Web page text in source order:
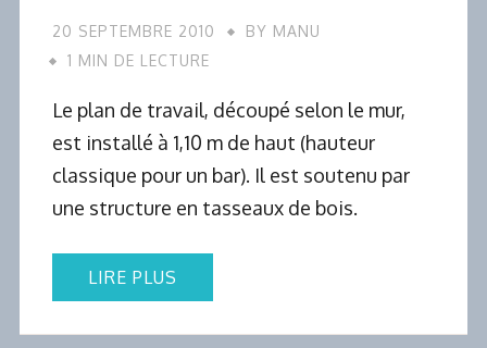
20 SEPTEMBRE 2010 BY MANU
1 MIN DE LECTURE
Le plan de travail, découpé selon le mur,
est installé à 1,10 m de haut (hauteur
classique pour un bar). Il est soutenu par
une structure en tasseaux de bois.
LIRE PLUS